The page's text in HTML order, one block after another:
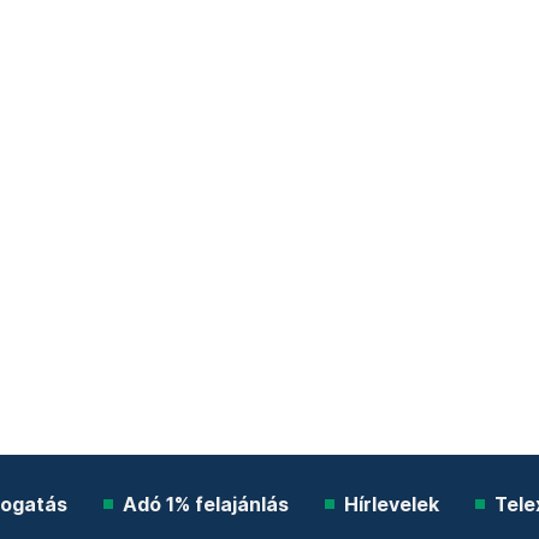
Adó 1% felajánlás Hírlevelek